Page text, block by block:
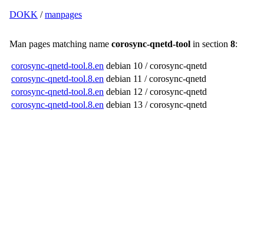
DOKK /manpages
Man pages matching name corosync-qnetd-tool in section 8:
corosync-qnetd-tool.8.en debian 10 / corosync-qnetd
corosync-qnetd-tool.8.en debian 11 / corosync-qnetd
corosync-qnetd-tool.8.en debian 12 / corosync-qnetd
corosync-qnetd-tool.8.en debian 13 / corosync-qnetd